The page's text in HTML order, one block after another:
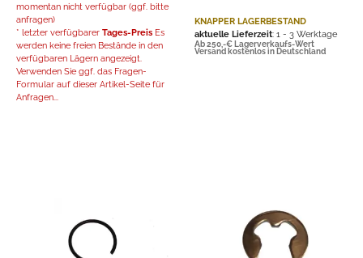
momentan nicht verfügbar (ggf. bitte
anfragen)
* letzter verfügbarer Tages-Preis Es
werden keine freien Bestände in den
verfügbaren Lägern angezeigt.
Verwenden Sie ggf. das Fragen-
Formular auf dieser Artikel-Seite für
Anfragen...
KNAPPER LAGERBESTAND
aktuelle Lieferzeit: 1 - 3 Werktage
Ab 250,-€ Lagerverkaufs-Wert
Versand kostenlos in Deutschland